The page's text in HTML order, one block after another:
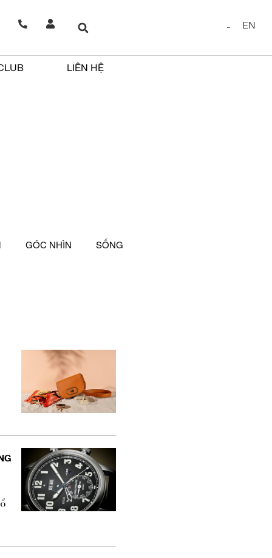
EN
LIÊN HỆ
GÓC NHÌN SỐNG